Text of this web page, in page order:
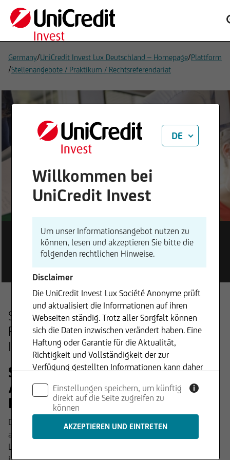
Germany/UniCredit Invest Lux Deutschland – Homepage/Plattform
/Stellenangebote / Praktikum / Rechtsreferendariat
Interesse an
Finanzprodukten?
Praktikum / Rechtsreferendariat bei der UniCredit
Invest Lux S.A.
Starten Sie jetzt Ihr Praktikum /
Rechtsreferendariat bei der UniCredit
Invest Lux S.A.
Sie wünschen sich ein Praktikum
/ Rechtsreferendariat mit
Perspektive?
Dann werden Sie Teil unseres engagierten, international
agierenden Teams. Die UniCredit Invest Lux S.A. ist eine
Luxemburger Fondsverwaltungsgesellschaft und bietet als
DE
Willkommen bei
UniCredit Invest
Um unser Informationsangebot nutzen zu
können, lesen und akzeptieren Sie bitte die
folgenden rechtlichen Hinweise.
Disclaimer
Die UniCredit Invest Lux Société Anonyme prüft
und aktualisiert die Informationen auf ihren
Webseiten ständig. Trotz aller Sorgfalt können
sich die Daten inzwischen verändert haben. Eine
Haftung oder Garantie für die Aktualität,
Richtigkeit und Vollständigkeit der zur
Verfügung gestellten Informationen kann daher
für alle anderen Internetseiten, auf die mit
Hyperlinks verwiesen wird. Die UniCredit Invest
Lux Société Anonyme ist für den Inhalt der
Internetseiten, die per Hyperlinks erreicht
werden, nicht verantwortlich. Zudem behält
Einstellungen speichern, um künftig
direkt auf die Seite zugreifen zu
können
i